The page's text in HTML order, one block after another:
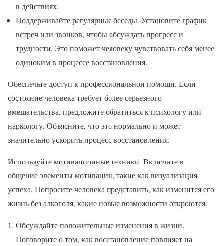
в действиях.
Поддерживайте регулярные беседы. Установите график
встреч или звонков, чтобы обсуждать прогресс и
трудности. Это поможет человеку чувствовать себя менее
одиноким в процессе восстановления.
Обеспечьте доступ к профессиональной помощи. Если
состояние человека требует более серьезного
вмешательства, предложите обратиться к психологу или
наркологу. Объясните, что это нормально и может
значительно ускорить процесс восстановления.
Используйте мотивационные техники. Включите в
общение элементы мотивации, такие как визуализация
успеха. Попросите человека представить, как изменится его
жизнь без алкоголя, какие новые возможности откроются.
Обсуждайте положительные изменения в жизни.
Поговорите о том, как восстановление повлияет на